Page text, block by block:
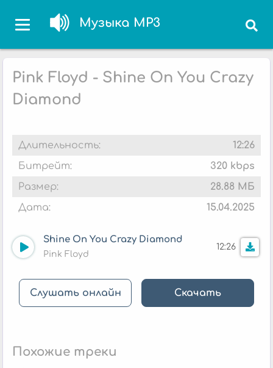
Музыка MP3
Pink Floyd - Shine On You Crazy
Diamond
Длительность:
12:26
Битрейт:
320 kbps
Размер:
28.88 МБ
Дата:
15.04.2025
Shine On You Crazy Diamond
Pink Floyd
12:26
Слушать онлайн Скачать
Похожие треки